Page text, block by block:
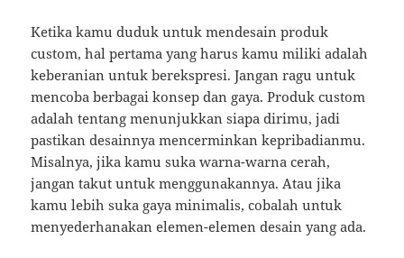
Ketika kamu duduk untuk mendesain produk
custom, hal pertama yang harus kamu miliki adalah
keberanian untuk berekspresi. Jangan ragu untuk
mencoba berbagai konsep dan gaya. Produk custom
adalah tentang menunjukkan siapa dirimu, jadi
pastikan desainnya mencerminkan kepribadianmu.
Misalnya, jika kamu suka warna-warna cerah,
jangan takut untuk menggunakannya. Atau jika
kamu lebih suka gaya minimalis, cobalah untuk
menyederhanakan elemen-elemen desain yang ada.